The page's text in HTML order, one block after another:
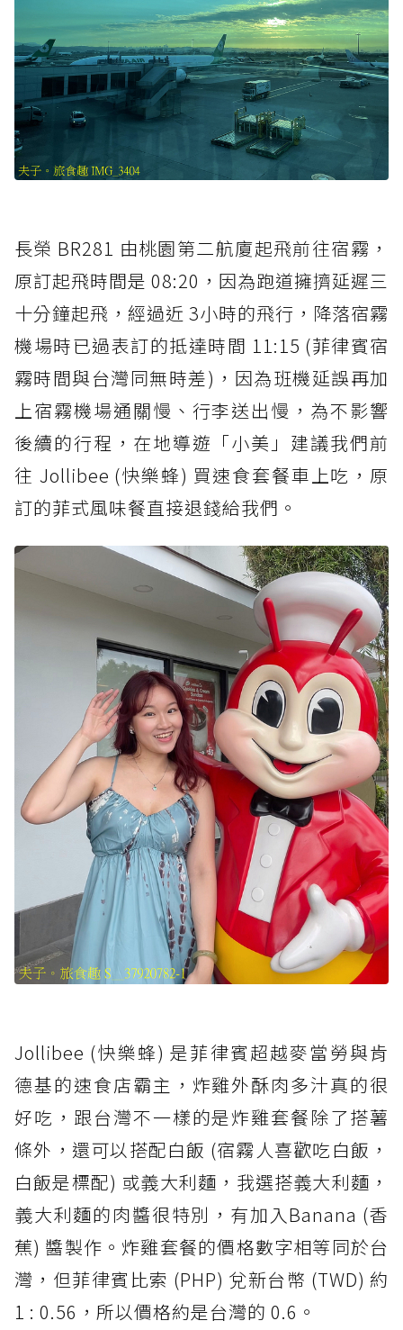
長榮 BR281 由桃園第二航廈起飛前往宿霧，
原訂起飛時間是 08:20，因為跑道擁擠延遲三
十分鐘起飛，經過近 3小時的飛行，降落宿霧
機場時已過表訂的抵達時間 11:15 (菲律賓宿
霧時間與台灣同無時差)，因為班機延誤再加
上宿霧機場通關慢、行李送出慢，為不影響
後續的行程，在地導遊「小美」建議我們前
往 Jollibee (快樂蜂) 買速食套餐車上吃，原
訂的菲式風味餐直接退錢給我們。
Jollibee (快樂蜂) 是菲律賓超越麥當勞與肯
德基的速食店霸主，炸雞外酥肉多汁真的很
好吃，跟台灣不一樣的是炸雞套餐除了搭薯
條外，還可以搭配白飯 (宿霧人喜歡吃白飯，
白飯是標配) 或義大利麵，我選搭義大利麵，
義大利麵的肉醬很特別，有加入Banana (香
蕉) 醬製作。炸雞套餐的價格數字相等同於台
灣，但菲律賓比索 (PHP) 兌新台幣 (TWD) 約
1 : 0.56，所以價格約是台灣的 0.6。